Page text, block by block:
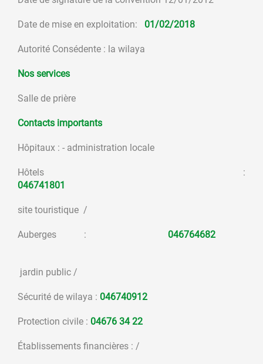
Date de mise en exploitation: 01/02/2018
Autorité Consédente : la wilaya
Nos services
Salle de prière
Contacts importants
Hôpitaux : - administration locale
Hôtels :
046741801
site touristique /
Auberges : 046764682
jardin public /
Sécurité de wilaya : 046740912
Protection civile : 04676 34 22
Établissements financières : /